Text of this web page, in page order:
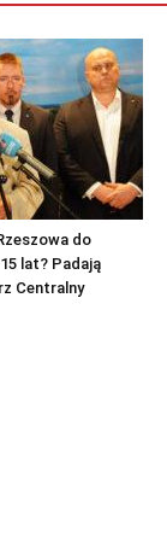
do
lat? Padają
Centralny